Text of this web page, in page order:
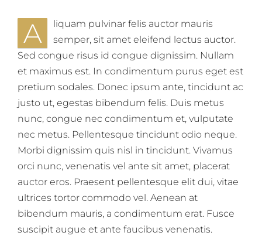
A
liquam pulvinar felis auctor mauris
semper, sit amet eleifend lectus auctor.
Sed congue risus id congue dignissim. Nullam
et maximus est. In condimentum purus eget est
pretium sodales. Donec ipsum ante, tincidunt ac
justo ut, egestas bibendum felis. Duis metus
nunc, congue nec condimentum et, vulputate
nec metus. Pellentesque tincidunt odio neque.
Morbi dignissim quis nisl in tincidunt. Vivamus
orci nunc, venenatis vel ante sit amet, placerat
auctor eros. Praesent pellentesque elit dui, vitae
ultrices tortor commodo vel. Aenean at
bibendum mauris, a condimentum erat. Fusce
suscipit augue et ante faucibus venenatis.